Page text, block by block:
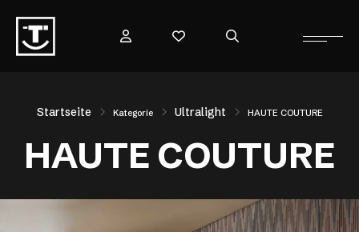
Startseite Kategorie Ultralight HAUTE COUTURE
HAUTE COUTURE